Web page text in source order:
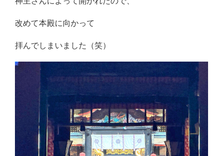
改めて本殿に向かって
拝んでしまいました（笑）